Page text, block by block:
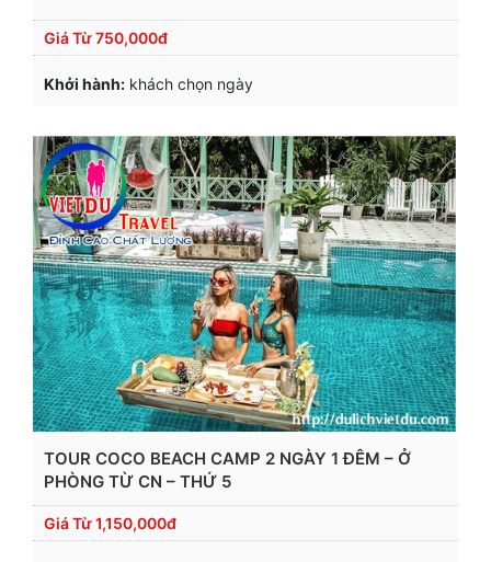
Giá Từ750,000đ
Khởi hành: khách chọn ngày
TOUR COCO BEACH CAMP 2 NGÀY 1 ĐÊM – Ở
PHÒNG TỪ CN – THỨ 5
Giá Từ1,150,000đ